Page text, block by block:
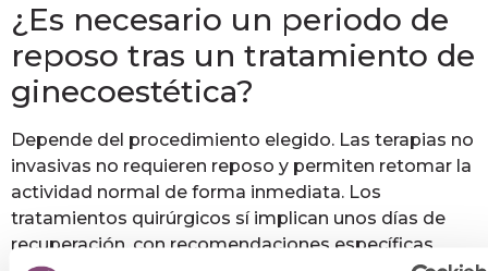
¿Es necesario un periodo de
reposo tras un tratamiento de
ginecoestética?
Depende del procedimiento elegido. Las terapias no
invasivas no requieren reposo y permiten retomar la
actividad normal de forma inmediata. Los
tratamientos quirúrgicos sí implican unos días de
recuperación, con recomendaciones específicas